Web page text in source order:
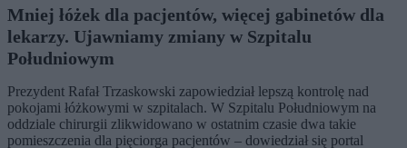
Mniej łóżek dla pacjentów, więcej gabinetów dla
lekarzy. Ujawniamy zmiany w Szpitalu
Południowym
Prezydent Rafał Trzaskowski zapowiedział lepszą kontrolę nad
pokojami łóżkowymi w szpitalach. W Szpitalu Południowym na
oddziale chirurgii zlikwidowano w ostatnim czasie dwa takie
pomieszczenia dla pięciorga pacjentów – dowiedział się portal